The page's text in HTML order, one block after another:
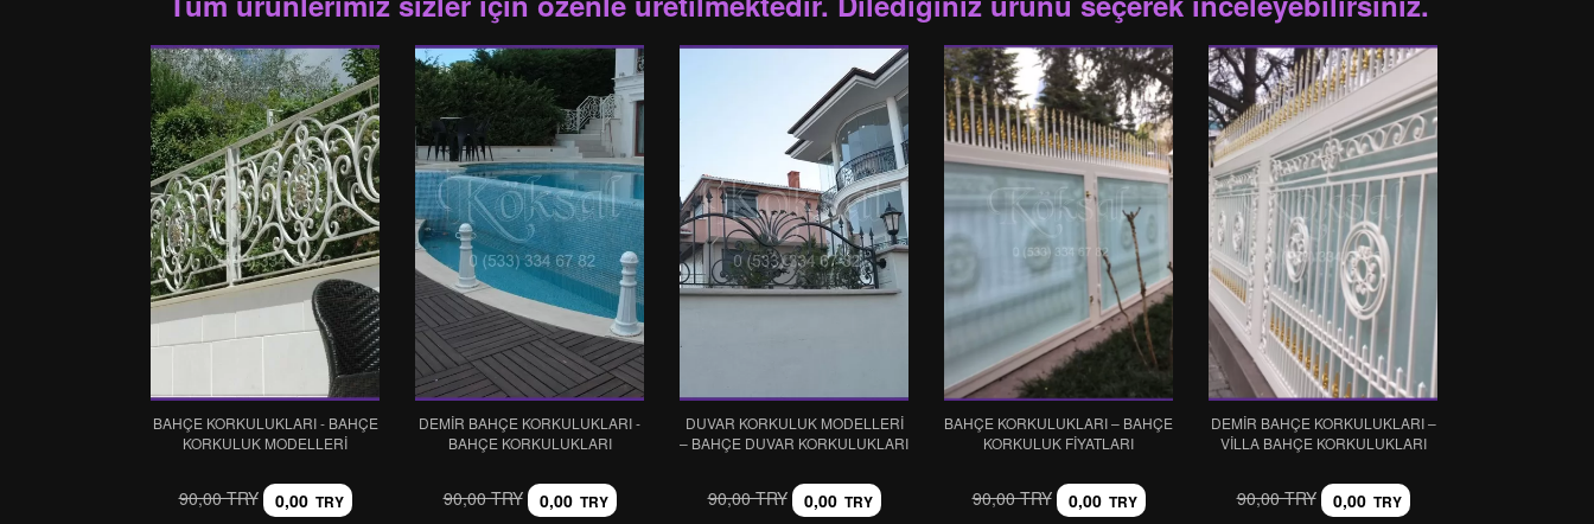
BAHÇE KORKULUKLARI - BAHÇE
KORKULUK MODELLERI
90,00 TRY 0,00 TRY
DEMIR BAHÇE KORKULUKLARI -
BAHÇE KORKULUKLARI
90,00 TRY 0,00 TRY
DUVAR KORKULUK MODELLERİ
– BAHÇE DUVAR KORKULUKLARI
90,00 TRY 0,00 TRY
BAHÇE KORKULUKLARI – BAHÇE
KORKULUK FİYATLARI
90,00 TRY 0,00 TRY
DEMİR BAHÇE KORKULUKLARI –
VİLLA BAHÇE KORKULUKLARI
90,00 TRY 0,00 TRY